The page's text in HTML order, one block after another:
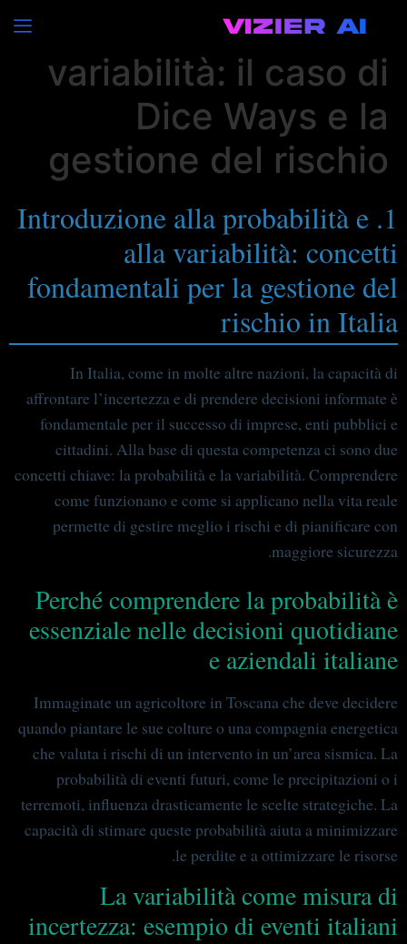
Probabilità e
variabilità: il caso di
Dice Ways e la
gestione del rischio
1. Introduzione alla probabilità e
alla variabilità: concetti
fondamentali per la gestione del
rischio in Italia
In Italia, come in molte altre nazioni, la capacità di
affrontare l’incertezza e di prendere decisioni informate è
fondamentale per il successo di imprese, enti pubblici e
cittadini. Alla base di questa competenza ci sono due
concetti chiave: la probabilità e la variabilità. Comprendere
come funzionano e come si applicano nella vita reale
permette di gestire meglio i rischi e di pianificare con
maggiore sicurezza.
Perché comprendere la probabilità è
essenziale nelle decisioni quotidiane
e aziendali italiane
Immaginate un agricoltore in Toscana che deve decidere
quando piantare le sue colture o una compagnia energetica
che valuta i rischi di un intervento in un’area sismica. La
probabilità di eventi futuri, come le precipitazioni o i
terremoti, influenza drasticamente le scelte strategiche. La
capacità di stimare queste probabilità aiuta a minimizzare
le perdite e a ottimizzare le risorse.
La variabilità come misura di
incertezza: esempio di eventi italiani